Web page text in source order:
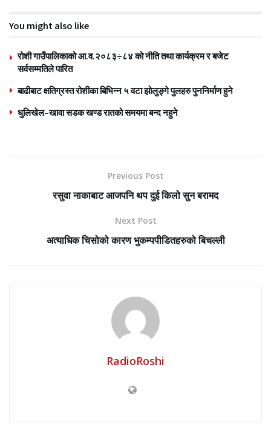
You might also like
रोशी गाउँपालिकाको आ.व.२०८३÷८४ को नीति तथा कार्यक्रम र बजेट
सर्वसम्मतिले पारित
बाढीबाट क्षतिग्रस्त रोशीका बिभिन्न ५ वटा झोलुङ्गे पुलहरु पुननिर्माण हुने
धुलिखेल–खावा सडक खण्ड रातको समयमा बन्द नहुने
Previous Post
रसुवा नाकाबाट आजपनि थप दुई किलो सुन बरामद
Next Post
अत्याधिक चिसोको कारण भुकम्पपीडितहरुको बिचल्ली
RadioRoshi